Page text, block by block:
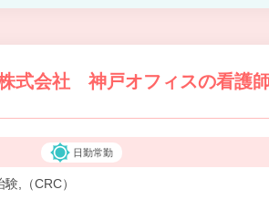
式会社 神戸オフィスの看護
日勤常勤
験,（CRC）